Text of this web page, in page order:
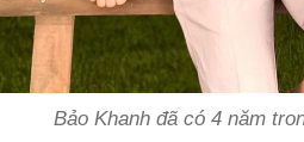
Bảo Khanh đã có 4 năm